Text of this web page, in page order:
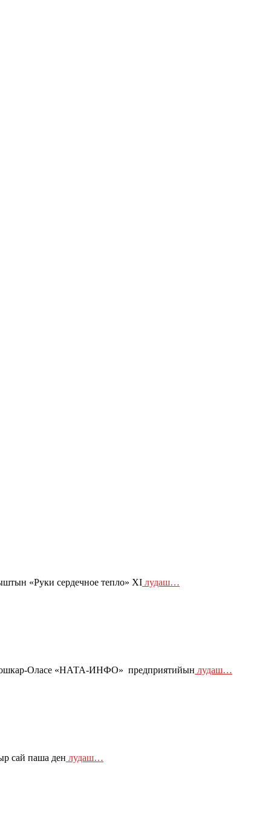
«Руки сердечное тепло» XI лудаш…
Оласе «НАТА-ИНФО» предприятийын лудаш…
сай паша ден лудаш…